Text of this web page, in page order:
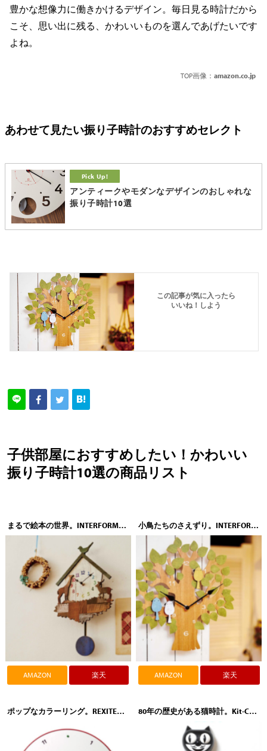
豊かな想像力に働きかけるデザイン。毎日見る時計だから
こそ、思い出に残る、かわいいものを選んであげたいです
よね。
TOP画像： amazon.co.jp
あわせて見たい振り子時計のおすすめセレクト
アンティークやモダンなデザインのおしゃれな
振り子時計10選
この記事が気に入ったら
いいね！しよう
子供部屋におすすめしたい！かわいい
振り子時計10選の商品リスト
まるで絵本の世界。INTERFORM（インターフォルム）CROTONE（クロトーネ）
AMAZON 楽天
小鳥たちのさえずり。INTERFORM（インターフォルム）Turul（トゥルル）
AMAZON 楽天
ポップなカラーリング。REXITE（レキサイト）CONTRATTEMPO（コントラテンポ）大判（ウォールクロック） 80年の歴史がある猫時計。Kit-Cat Klock（キットキャットクロック）